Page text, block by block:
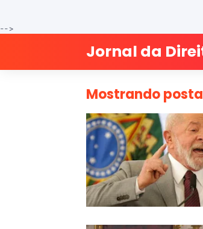
-->
Jornal da
Mostrando